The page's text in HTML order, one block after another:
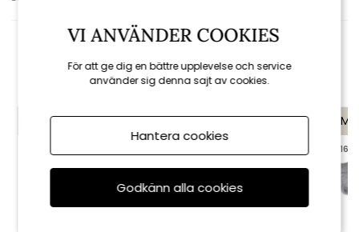
Rekommenderade tillbehör
KAMPANJ
till 16/8
KAMPANJ
till 16/8
VI ANVÄNDER COOKIES
För att ge dig en bättre upplevelse och service
använder sig denna sajt av cookies.
Hantera cookies
Godkänn alla cookies